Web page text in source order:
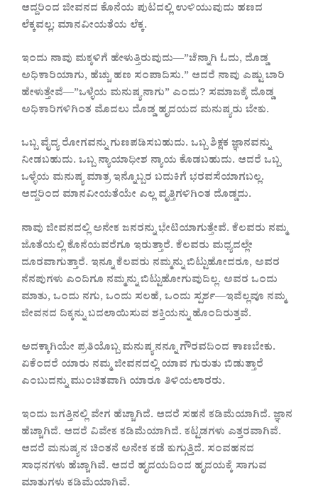
ಆದ್ದರಿಂದ ಜೀವನದ ಕೊನೆಯ ಪುಟದಲ್ಲಿ ಉಳಿಯುವುದು ಹಣದ
ಲೆಕ್ಕವಲ್ಲ; ಮಾನವೀಯತೆಯ ಲೆಕ್ಕ.
ಇಂದು ನಾವು ಮಕ್ಕಳಿಗೆ ಹೇಳುತ್ತಿರುವುದು—”ಚೆನ್ನಾಗಿ ಓದು, ದೊಡ್ಡ
ಅಧಿಕಾರಿಯಾಗು, ಹೆಚ್ಚು ಹಣ ಸಂಪಾದಿಸು.” ಆದರೆ ನಾವು ಎಷ್ಟು ಬಾರಿ
ಹೇಳುತ್ತೇವೆ—”ಒಳ್ಳೆಯ ಮನುಷ್ಯನಾಗು” ಎಂದು? ಸಮಾಜಕ್ಕೆ ದೊಡ್ಡ
ಅಧಿಕಾರಿಗಳಿಗಿಂತ ಮೊದಲು ದೊಡ್ಡ ಹೃದಯದ ಮನುಷ್ಯರು ಬೇಕು.
ಒಬ್ಬ ವೈದ್ಯ ರೋಗವನ್ನು ಗುಣಪಡಿಸಬಹುದು. ಒಬ್ಬ ಶಿಕ್ಷಕ ಜ್ಞಾನವನ್ನು
ನೀಡಬಹುದು. ಒಬ್ಬ ನ್ಯಾಯಾಧೀಶ ನ್ಯಾಯ ಕೊಡಬಹುದು. ಆದರೆ ಒಬ್ಬ
ಒಳ್ಳೆಯ ಮನುಷ್ಯ ಮಾತ್ರ ಇನ್ನೊಬ್ಬರ ಬದುಕಿಗೆ ಭರವಸೆಯಾಗಬಲ್ಲ.
ಆದ್ದರಿಂದ ಮಾನವೀಯತೆಯೇ ಎಲ್ಲ ವೃತ್ತಿಗಳಿಗಿಂತ ದೊಡ್ಡದು.
ನಾವು ಜೀವನದಲ್ಲಿ ಅನೇಕ ಜನರನ್ನು ಭೇಟಿಯಾಗುತ್ತೇವೆ. ಕೆಲವರು ನಮ್ಮ
ಜೊತೆಯಲ್ಲಿ ಕೊನೆಯವರೆಗೂ ಇರುತ್ತಾರೆ. ಕೆಲವರು ಮಧ್ಯದಲ್ಲೇ
ದೂರವಾಗುತ್ತಾರೆ. ಇನ್ನೂ ಕೆಲವರು ನಮ್ಮನ್ನು ಬಿಟ್ಟುಹೋದರೂ, ಅವರ
ನೆನಪುಗಳು ಎಂದಿಗೂ ನಮ್ಮನ್ನು ಬಿಟ್ಟುಹೋಗುವುದಿಲ್ಲ. ಅವರ ಒಂದು
ಮಾತು, ಒಂದು ನಗು, ಒಂದು ಸಲಹೆ, ಒಂದು ಸ್ಪರ್ಶ—ಇವೆಲ್ಲವೂ ನಮ್ಮ
ಜೀವನದ ದಿಕ್ಕನ್ನು ಬದಲಾಯಿಸುವ ಶಕ್ತಿಯನ್ನು ಹೊಂದಿರುತ್ತವೆ.
ಅದಕ್ಕಾಗಿಯೇ ಪ್ರತಿಯೊಬ್ಬ ಮನುಷ್ಯನನ್ನೂ ಗೌರವದಿಂದ ಕಾಣಬೇಕು.
ಏಕೆಂದರೆ ಯಾರು ನಮ್ಮ ಜೀವನದಲ್ಲಿ ಯಾವ ಗುರುತು ಬಿಡುತ್ತಾರೆ
ಎಂಬುದನ್ನು ಮುಂಚಿತವಾಗಿ ಯಾರೂ ತಿಳಿಯಲಾರರು.
ಇಂದು ಜಗತ್ತಿನಲ್ಲಿ ವೇಗ ಹೆಚ್ಚಾಗಿದೆ. ಆದರೆ ಸಹನೆ ಕಡಿಮೆಯಾಗಿದೆ. ಜ್ಞಾನ
ಹೆಚ್ಚಾಗಿದೆ. ಆದರೆ ವಿವೇಕ ಕಡಿಮೆಯಾಗಿದೆ. ಕಟ್ಟಡಗಳು ಎತ್ತರವಾಗಿವೆ.
ಆದರೆ ಮನುಷ್ಯನ ಚಿಂತನೆ ಅನೇಕ ಕಡೆ ಕುಗ್ಗುತ್ತಿದೆ. ಸಂವಹನದ
ಸಾಧನಗಳು ಹೆಚ್ಚಾಗಿವೆ. ಆದರೆ ಹೃದಯದಿಂದ ಹೃದಯಕ್ಕೆ ಸಾಗುವ
ಮಾತುಗಳು ಕಡಿಮೆಯಾಗಿವೆ.